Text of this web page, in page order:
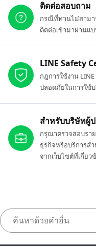
ติดต่อสอบถาม
กรณีที่ท่านไม่สามา
ติดต่อเข้ามาผ่านแ
LINE Safety
กฎการใช้งาน
ปลอดภัยในการใช้
สำหรับบริษัทผู้
กรุณาตรวจสอบรา
ธุรกิจหรือบริการส
จากเว็บไซต์ที่เกี่ยว